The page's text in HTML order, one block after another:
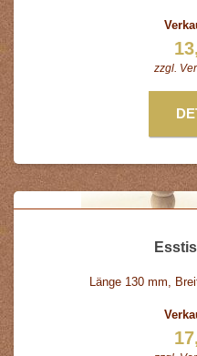
zzgl.
Länge 130 mm,